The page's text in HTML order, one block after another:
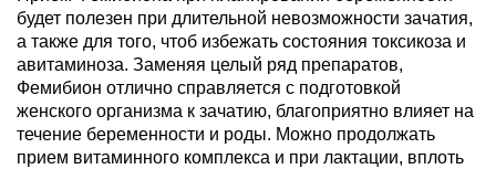
будет полезен при длительной невозможности зачатия,
а также для того, чтоб избежать состояния токсикоза и
авитаминоза. Заменяя целый ряд препаратов,
Фемибион отлично справляется с подготовкой
женского организма к зачатию, благоприятно влияет на
течение беременности и роды. Можно продолжать
прием витаминного комплекса и при лактации, вплоть